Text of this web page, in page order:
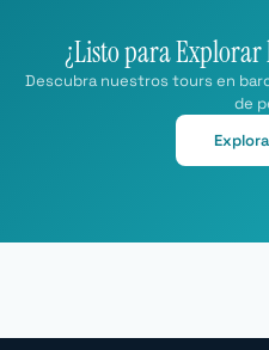
¿Listo para Explorar
Descubra nuestros tours en
de